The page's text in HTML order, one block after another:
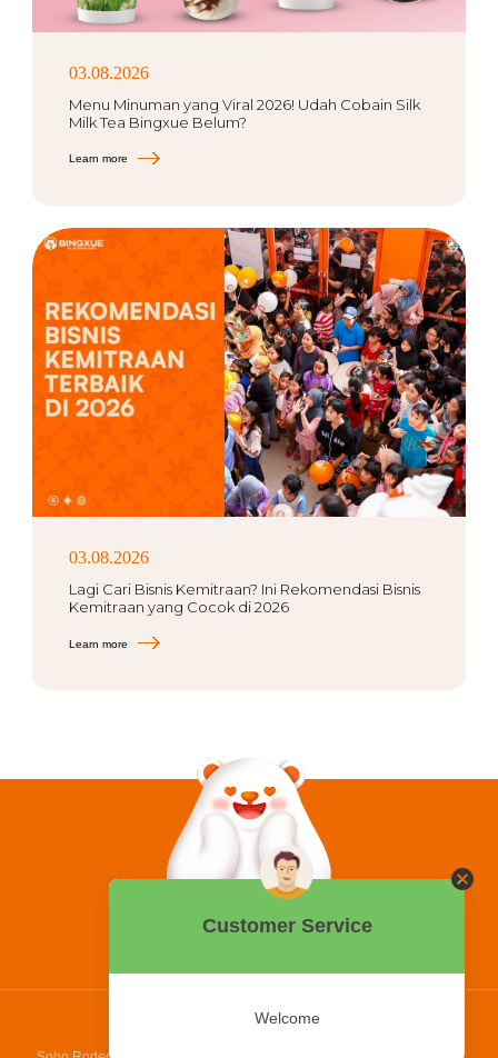
03.08.2026
Menu Minuman yang Viral 2026! Udah Cobain Silk
Milk Tea Bingxue Belum?
Learn more
03.08.2026
Lagi Cari Bisnis Kemitraan? Ini Rekomendasi Bisnis
Kemitraan yang Cocok di 2026
Learn more
0858 2015 9999
PT Bing Kreatif Mandiri